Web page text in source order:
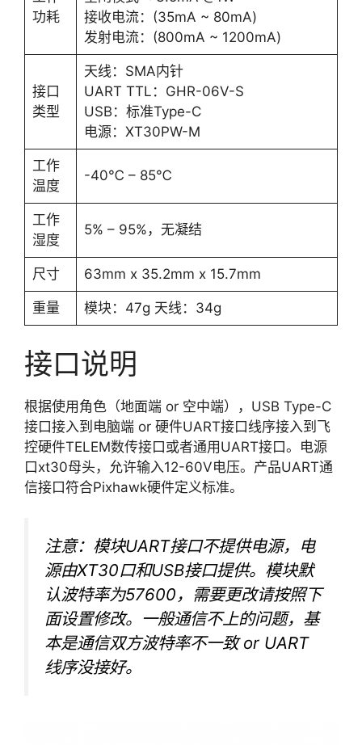
功耗
接收电流：(35mA ~ 80mA)
发射电流：(800mA ~ 1200mA)
接口
类型
天线：SMA内针
UART TTL：GHR-06V-S
USB：标准Type-C
电源：XT30PW-M
工作
温度
-40℃ – 85℃
工作
湿度
5% – 95%，无凝结
尺寸 63mm x 35.2mm x 15.7mm
重量 模块：47g 天线：34g
接口说明
根据使用角色（地面端 or 空中端），USB Type-C
接口接入到电脑端 or 硬件UART接口线序接入到飞
控硬件TELEM数传接口或者通用UART接口。电源
口xt30母头，允许输入12-60V电压。产品UART通
信接口符合Pixhawk硬件定义标准。
注意：模块UART接口不提供电源，电
源由XT30口和USB接口提供。模块默
认波特率为57600，需要更改请按照下
面设置修改。一般通信不上的问题，基
本是通信双方波特率不一致 or UART
线序没接好。